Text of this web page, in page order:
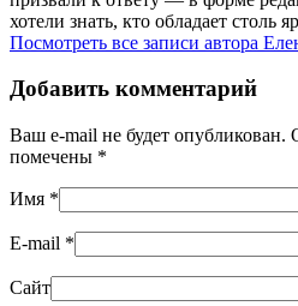
хотели знать, кто обладает столь
Посмотреть все записи автора
Добавить комментарий
Ваш e-mail не будет опубликован.
помечены *
Имя *
E-mail *
Сайт